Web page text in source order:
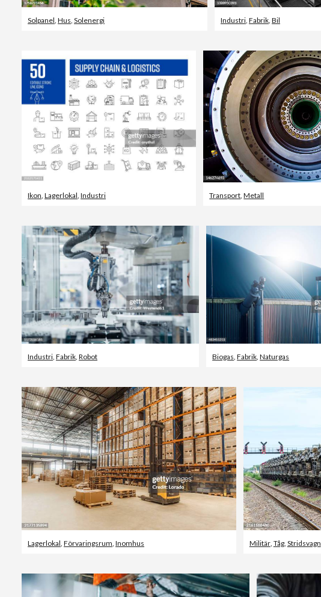
Solpanel, Hus, Solenergi Industri, Fabrik, Bil
Ikon Lagerlokal Industri Transport ,Metall
Industri, Fabrik, Robot Biogas,Fabrik,Naturgas
Lagerlokal, Förvaringsrum, Inomhus Militär, Tåg, Stridsvagn